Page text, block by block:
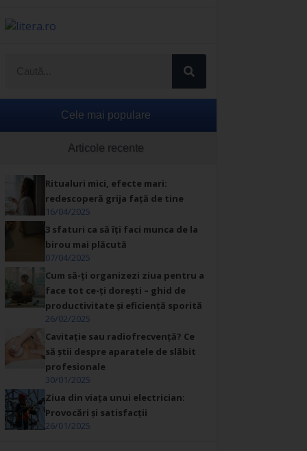
Cele mai populare
Articole recente
Ritualuri mici, efecte mari:
redescoperă grija față de tine
16/04/2025
3 sfaturi ca să îți faci munca de la
birou mai plăcută
07/04/2025
Cum să-ți organizezi ziua pentru a
face tot ce-ți dorești – ghid de
productivitate și eficiență sporită
26/02/2025
Cavitație sau radiofrecvență? Ce
să știi despre aparatele de slăbit
profesionale
30/01/2025
Ziua din viața unui electrician:
Provocări și satisfacții
26/01/2025